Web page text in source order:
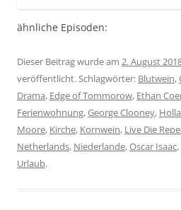
ähnliche Episoden:
Dieser Beitrag wurde am 2. August
veröffentlicht. Schlagwörter: Blutwein,
Drama, Edge of Tommorow, Ethan
Ferienwohnung,George Clooney,
Moore, Kirche, Kornwein, Live Die
Netherlands, Niederlande,Oscar Isaac,
Urlaub.